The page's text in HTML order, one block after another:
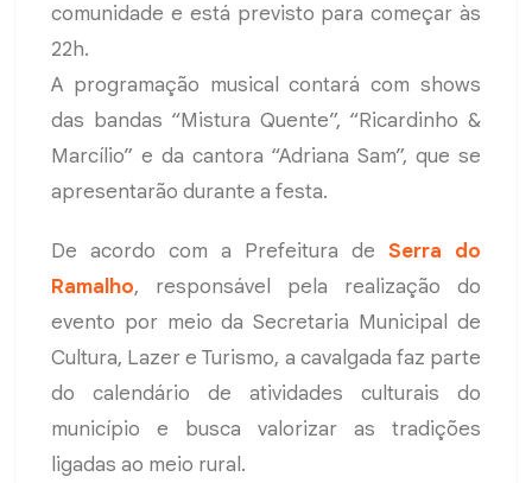
comunidade e está previsto para começar às
22h.
A programação musical contará com shows
das bandas “Mistura Quente”, “Ricardinho &
Marcílio” e da cantora “Adriana Sam”, que se
apresentarão durante a festa.
De acordo com a Prefeitura de Serra do
Ramalho, responsável pela realização do
evento por meio da Secretaria Municipal de
Cultura, Lazer e Turismo, a cavalgada faz parte
do calendário de atividades culturais do
município e busca valorizar as tradições
ligadas ao meio rural.